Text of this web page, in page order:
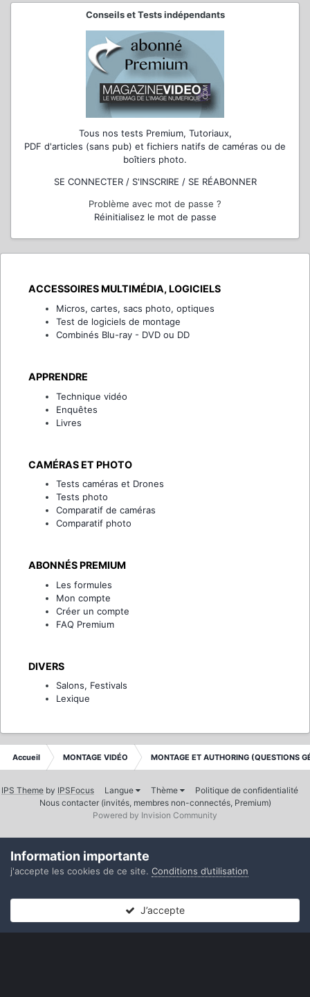
Conseils et Tests indépendants
Tous nos tests Premium, Tutoriaux,
PDF d'articles (sans pub) et fichiers natifs de caméras ou de
boîtiers photo.
SE CONNECTER / S'INSCRIRE / SE RÉABONNER
Problème avec mot de passe ?
Réinitialisez le mot de passe
ACCESSOIRES MULTIMÉDIA, LOGICIELS
Micros, cartes, sacs photo, optiques
Test de logiciels de montage
Combinés Blu-ray - DVD ou DD
APPRENDRE
Technique vidéo
Enquêtes
Livres
CAMÉRAS ET PHOTO
Tests caméras et Drones
Tests photo
Comparatif de caméras
Comparatif photo
ABONNÉS PREMIUM
Les formules
Mon compte
Créer un compte
FAQ Premium
DIVERS
Salons, Festivals
Lexique
Accueil MONTAGE VIDÉO MONTAGE ET AUTHORING (QUESTIONS
IPS Theme by IPSFocus Langue Thème
Politique de confidentialité
Nous contacter (invités, membres non-connectés, Premium)
Powered by Invision Community
Information importante
j'accepte les cookies de ce site. Conditions d’utilisation
J’accepte